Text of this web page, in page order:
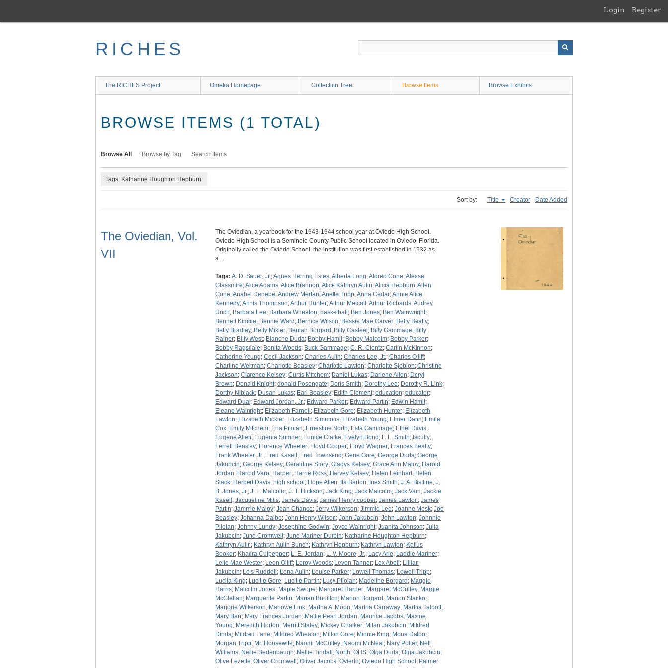
main
Login Register
RICHES
The RICHES Project Omeka Homepage Collection Tree Browse Items Browse Exhibits
BROWSE ITEMS (1 TOTAL)
Browse All Browse by Tag Search Items
Tags: Katharine Houghton Hepburn
Sort by: Title Creator Date Added
The Oviedian, Vol.
VII
The Oviedian, a yearbook for the 1943-1944 school year at Oviedo High School.
Oviedo High School is a Seminole County Public School located in Oviedo, Florida.
Originally called the Oviedo School, the institution was first established in 1932 as
a…
Tags: A. D. Sauer, Jr.;Agnes Herring Estes;Alberta Long;Aldred Cone;Alease
Glassmire;Alice Adams;Alice Brannon;Alice Kathryn Aulin;Alicia Hepburn;Allen
Cone;Anabel Denepe;Andrew Mertan;Anette Tripp;Anna Cedar;Annie Alice
Kennedy;Annis Thompson;Arthur Hunter;Arthur Metcalf;Arthur Richards;Audrey
Urich; Barbara Lee; Barbara Wheaton; basketball ; Ben Jones; Ben Wainwright;
Bennett Kimble; Bennie Ward ; Bernice Wilson; Bessie Mae Carver; Betty Beatty;
Betty Bradley; Betty Mikler; Beulah Borgard ; Billy Casteel ; Billy Gammage; Billy
Rainer; Billy West; Blanche Duda; Bobby Hamil ; Bobby Malcolm; Bobby Parker;
Bobby Ragsdale; Bonita Woods; Buck Gammage; C. R. Clontz; Carlin McKinnon;
Catherine Young; Cecil Jackson; Charles Aulin; Charles Lee, Jt.; Charles Olliff;
Charline Weitman; Charlotte Beasley; Charlotte Lawton; Charlotte Sjoblon; Christine
Jackson; Clarence Kelsey; Curtis Mitchem; Daniel Lukas; Darlene Allen; Deryl
Brown; Donald Knight; donald Posengate; Doris Smith; Dorothy Lee; Dorothy R. Link;
Dorthy Niblack; Dusan Lukas; Earl Beasley; Edith Clement; education; educator;
Edward Dual ; Edward Jordan, Jr.; Edward Parker; Edward Partin; Edwin Hamil ;
Eleane Wainright; Elizabeth Farnell ; Elizabeth Gore; Elizabeth Hunter; Elizabeth
Lawton; Elizabeth Mickler; Elizabeth Simmons; Elizabeth Young; Elmer Dann; Emile
Cox; Emily Mitchem; Ena Piloian; Ernestine North; Esta Gammage; Ethel Davis;
Eugene Allen; Eugenia Sumner; Eunice Clarke; Evelyn Bond ; F. L. Smith; faculty;
Ferrell Beasley; Florence Wheeler; Floyd Cooper; Floyd Wagner; Frances Beatty;
Frank Wheeler, Jr.; Fred Kasell ; Fred Townsend ; Gene Gore; George Duda; George
Jakubcin; George Kelsey; Geraldine Story; Gladys Kelsey; Grace Ann Maloy; Harold
Jordan; Harold Varo; Harper; Harrie Ross; Harvey Kelsey; Helen Leinhart; Helen
Slack; Herbert Davis; high school ; Hope Allen; Ila Barton; Inex Smith; J. A. Bistline; J.
B. Jones, Jr.; J. L. Malcolm; J. T. Hickson; Jack King; Jack Malcolm; Jack Varn; Jackie
Kasell ; Jacqueline Mills; James Davis; James Henry cooper; James Lawton; James
Partin; Jammie Maloy; Jean Chance; Jerry Wilkerson; Jimmie Lee; Joanne Mesk; Joe
Beasley; Johanna Dalbo; John Henry Wilson; John Jakubcin; John Lawton; Johnnie
Piloian; Johnny Lundy; Josephine Godwin; Joyce Wainright; Juanita Johnson; Julia
Jakubcin; June Cromwell ; June Mariner Durbin; Katharine Houghton Hepburn;
Kathryn Aulin; Kathryn Aulin Bunch; Kathryn Hepburn; Kathryn Lawton; Kellus
Booker; Khadra Culpepper; L. E. Jordan; L. V. Moore, Jr.; Lacy Arie; Laddie Mariner;
Leile Mae Wester; Leon Olliff; Leroy Woods; Levon Tanner; Lex Abell ; Lillian
Jakubcin; Lois Ruddell ; Lona Aulin; Louise Parker; Lowell Thomas; Lowell Tripp;
Lucila King; Lucille Gore; Lucille Partin; Lucy Piloian; Madeline Borgard ; Maggie
Harris; Malcolm Jones; Maple Swope; Margaret Harper; Margaret McCulley; Margie
McClellan; Marguerite Partin; Marian Buoillon; Marion Borgard ; Marion Stanko;
Marjorie Wilkerson; Marlowe Link; Martha A. Moon; Martha Carraway; Martha Talbott;
Mary Barr; Mary Frances Jordan; Mattie Pearl Jordan; Maurice Jacobs; Maxine
Young; Meredith Horton; Merritt Staley; Mickey Chalker; Milan Jakubcin; Mildred
Dinda; Mildred Lane; Mildred Wheaton; Milton Gore; Minnie King; Mona Dalbo;
Morgan Tripp; Mr. Housewife; Naomi McCulley; Naomi McNeal ; Nary Potter; Nell
Williams; Nellie Bedenbaugh; Nellie Tindall ; North; OHS; Olga Duda; Olga Jakubcin;
Olive Lezette; Oliver Cromwell ; Oliver Jacobs; Oviedo; Oviedo High School ; Palmer